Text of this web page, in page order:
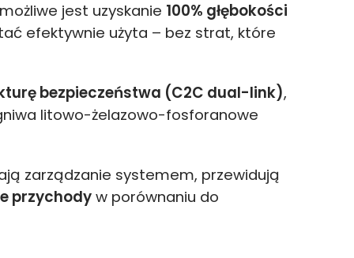
jest uzyskanie 100% głębokości
efektywnie użyta – bez strat, które
bezpieczeństwa (C2C dual-link),
litowo-żelazowo-fosforanowe
zarządzanie systemem, przewidują
przychodyw porównaniu do